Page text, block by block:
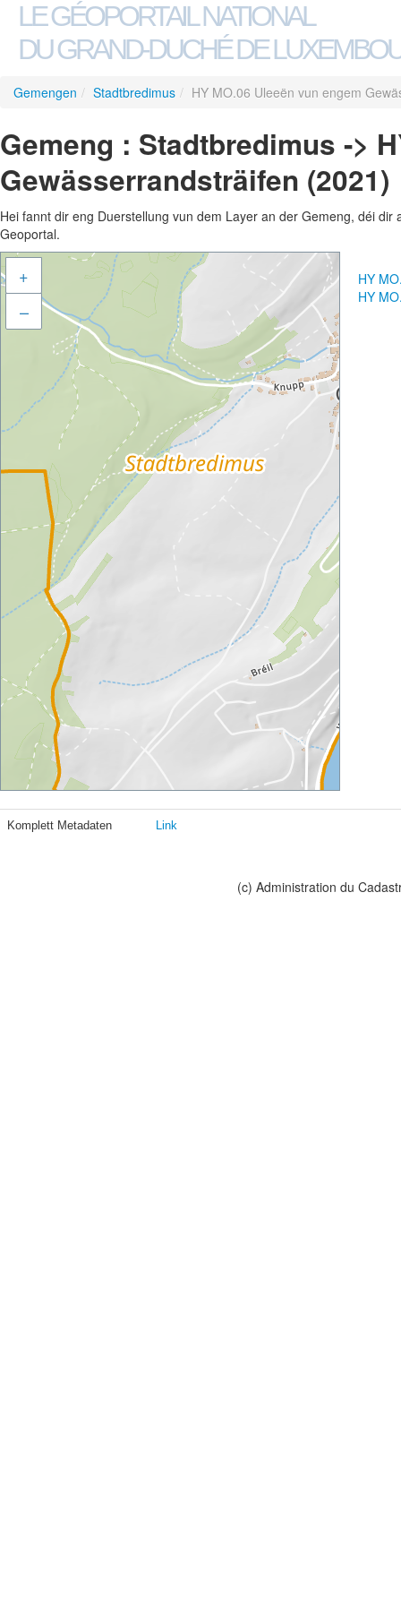
LE GÉOPORTAIL NATIONAL
DU GRAND-DUCHÉ DE
Gemengen / Stadtbredimus / HY MO.06 Uleeën vun engem
Gemeng : Stadtbredimus ->
Gewässerrandsträifen (2021)
Hei fannt dir eng Duerstellung vun dem Layer an der Gemeng, déi
Geoportal.
+
–
HY
HY
Komplett Metadaten Link
(c) Administration du